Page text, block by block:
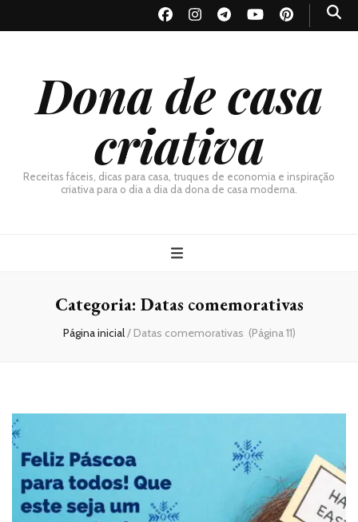
Dona de casa
criativa
Receitas fáceis, dicas para casa, truques de economia e inspiração
criativa para o dia a dia da dona de casa moderna.
Categoria: Datas comemorativas
Página inicial/ Datas comemorativas (Página 11)